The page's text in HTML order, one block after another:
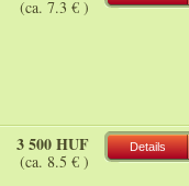
(ca. 7.3 € )
3 500 HUF
(ca. 8.5 € )
Details